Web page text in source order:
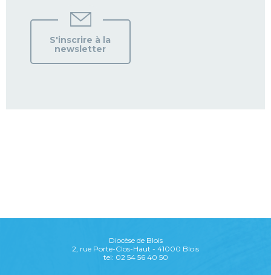
S'inscrire à la
newsletter
Diocèse de Blois
2, rue Porte-Clos-Haut - 41000 Blois
tel: 02 54 56 40 50